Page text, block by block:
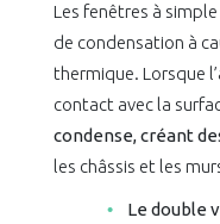
Les fenêtres à
de condensation à
thermique. Lorsque
contact avec la
condense, créant
les châssis et les
Le double